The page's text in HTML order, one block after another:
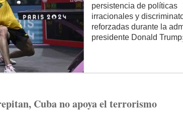
persistencia de políticas
irracionales y
reforzadas durante la
presidente Donald Trump
Cuba no apoya el terrorismo